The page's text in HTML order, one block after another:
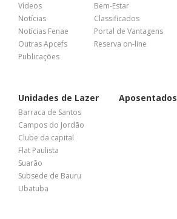
Vídeos
Notícias
Notícias Fenae
Outras Apcefs
Publicações
Bem-Estar
Classificados
Portal de Vantagens
Reserva on-line
Unidades de Lazer
Barraca de Santos
Campos do Jordão
Clube da capital
Flat Paulista
Suarão
Subsede de Bauru
Ubatuba
Aposentados